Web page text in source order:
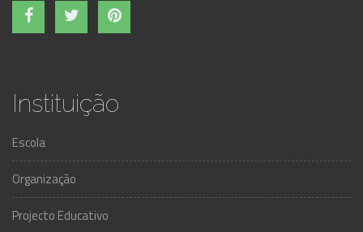
Instituição
Escola
Organização
Projecto Educativo